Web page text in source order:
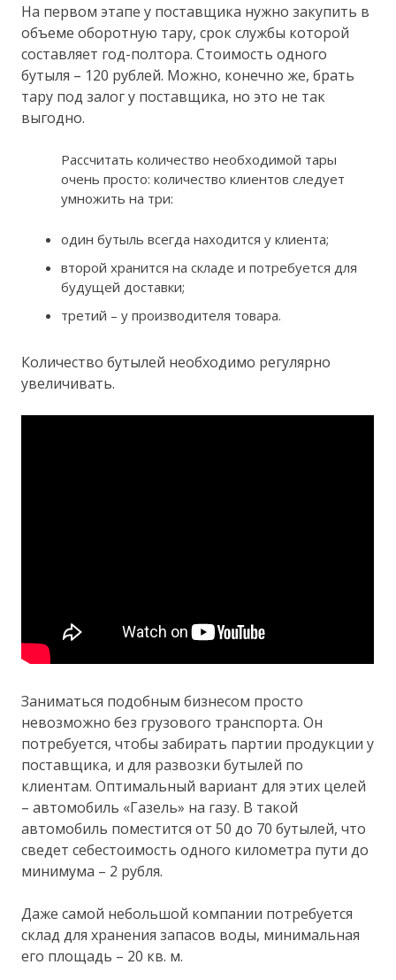
На первом этапе у поставщика нужно закупить в
объеме оборотную тару, срок службы которой
составляет год-полтора. Стоимость одного
бутыля – 120 рублей. Можно, конечно же, брать
тару под залог у поставщика, но это не так
выгодно.
Рассчитать количество необходимой тары
очень просто: количество клиентов следует
умножить на три:
один бутыль всегда находится у клиента;
второй хранится на складе и потребуется для
будущей доставки;
третий – у производителя товара.
Количество бутылей необходимо регулярно
увеличивать.
Заниматься подобным бизнесом просто
невозможно без грузового транспорта. Он
потребуется, чтобы забирать партии продукции у
поставщика, и для развозки бутылей по
клиентам. Оптимальный вариант для этих целей
– автомобиль «Газель» на газу. В такой
автомобиль поместится от 50 до 70 бутылей, что
сведет себестоимость одного километра пути до
минимума – 2 рубля.
Даже самой небольшой компании потребуется
склад для хранения запасов воды, минимальная
его площадь – 20 кв. м.